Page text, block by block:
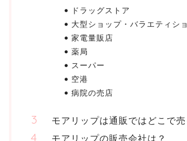
ドラッグストア
大型ショップ・バラエティシ
家電量販店
薬局
スーパー
空港
病院の売店
モアリップは通販ではどこで売
モアリップの販売会社は？